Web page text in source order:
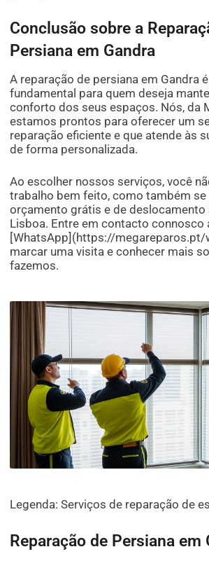
Conclusão sobre a
Persiana em Gandra
A reparação de persiana em Gandra
fundamental para quem deseja
conforto dos seus espaços. Nós, da
estamos prontos para oferecer um
reparação eficiente e que atende às
de forma personalizada.
Ao escolher nossos serviços, você
trabalho bem feito, como também se
orçamento grátis e de
Lisboa. Entre em contacto connosco
[WhatsApp](https://megareparos.pt/
marcar uma visita e conhecer mais
fazemos.
Legenda: Serviços de reparação de
Reparação de Persiana em